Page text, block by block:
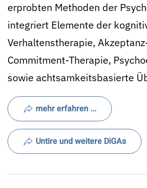
erprobten Methoden der
integriert Elemente der
Verhaltenstherapie,
Commitment-Therapie,
sowie achtsamkeitsbasierte
mehr erfahren ...
Untire und weitere DiGAs